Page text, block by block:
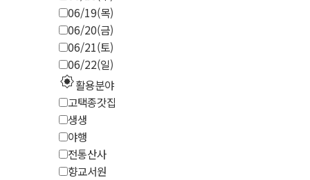
06/19(목)
06/20(금)
06/21(토)
06/22(일)
explosion활용분야
고택종갓집
생생
야행
전통산사
향교서원